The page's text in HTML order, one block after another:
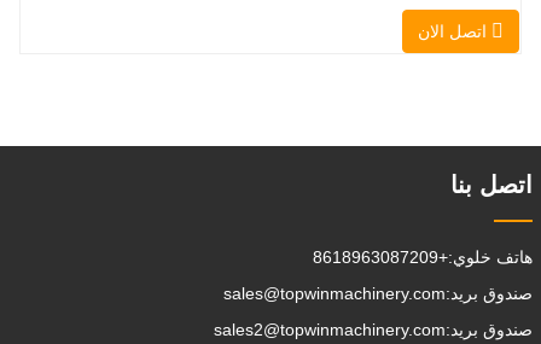
، التراص ، الرفع ، الحفر ، الحفر ، السحق ،
الإمساك ، الدفع ، تخفيف التربة ، الخنادق
التي تختار القيام بها.يمكن
اتصل الان
اتصل بنا
هاتف خلوي:+8618963087209
صندوق بريد:sales@topwinmachinery.com
صندوق بريد:sales2@topwinmachinery.com